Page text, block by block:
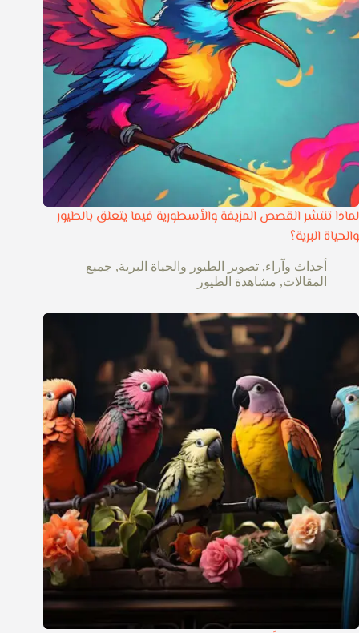
لماذا تنتشر القصص المزيفة والأسطورية فيما يتعلق بالطيور
والحياة البرية؟
أحداث وآراء, تصوير الطيور والحياة البرية, جميع
المقالات, مشاهدة الطيور